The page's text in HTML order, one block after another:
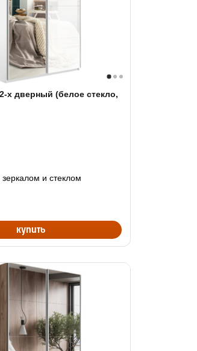
х дверный (белое стекло,
купить
и стеклом